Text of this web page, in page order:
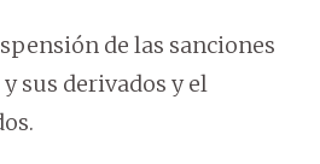
de las sanciones
sus derivados y el